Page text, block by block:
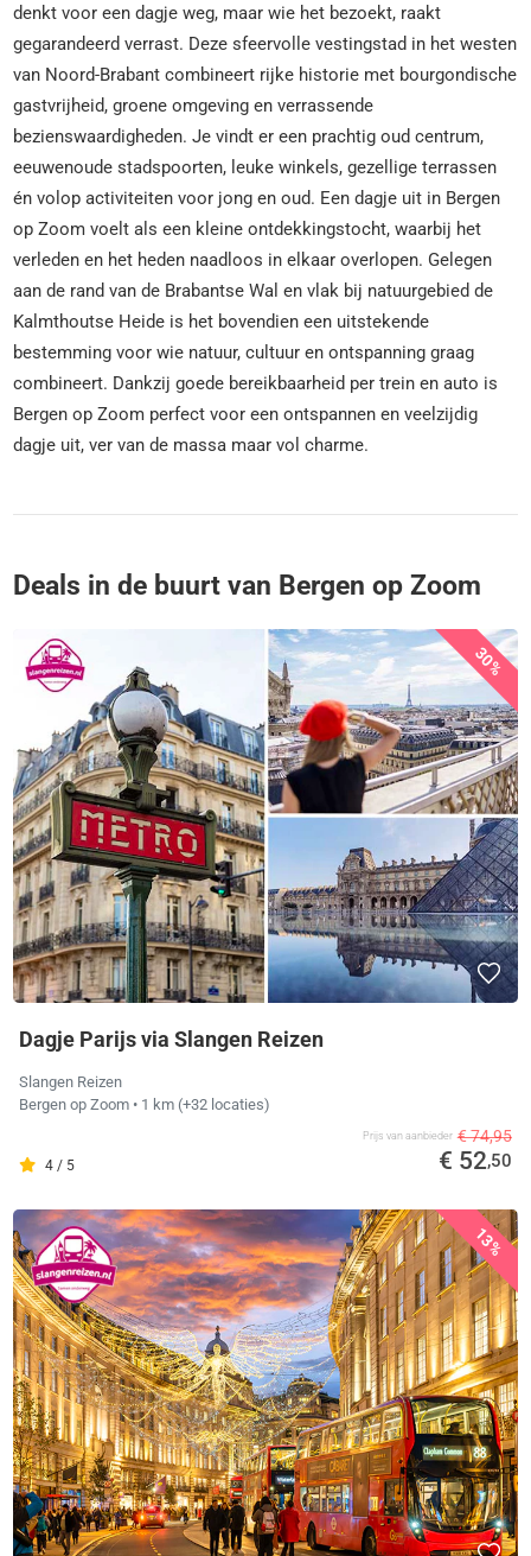
denkt voor een dagje weg, maar wie het bezoekt, raakt
gegarandeerd verrast. Deze sfeervolle vestingstad in het westen
van Noord-Brabant combineert rijke historie met bourgondische
gastvrijheid, groene omgeving en verrassende
bezienswaardigheden. Je vindt er een prachtig oud centrum,
eeuwenoude stadspoorten, leuke winkels, gezellige terrassen
én volop activiteiten voor jong en oud. Een dagje uit in Bergen
op Zoom voelt als een kleine ontdekkingstocht, waarbij het
verleden en het heden naadloos in elkaar overlopen. Gelegen
aan de rand van de Brabantse Wal en vlak bij natuurgebied de
Kalmthoutse Heide is het bovendien een uitstekende
bestemming voor wie natuur, cultuur en ontspanning graag
combineert. Dankzij goede bereikbaarheid per trein en auto is
Bergen op Zoom perfect voor een ontspannen en veelzijdig
dagje uit, ver van de massa maar vol charme.
Deals in de buurt van Bergen op Zoom
30%
Dagje Parijs via Slangen Reizen
Slangen Reizen
Bergen op Zoom • 1 km (+32 locaties)
4 / 5
Prijs van aanbieder € 74,95
€ 52,50
13%